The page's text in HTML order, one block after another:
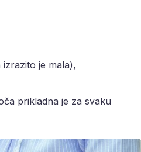
je mala),
prikladna je za svaku